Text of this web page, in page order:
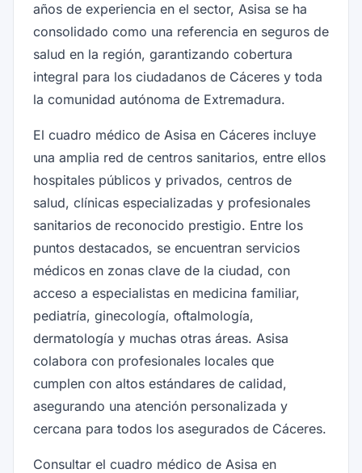
años de experiencia en el sector, Asisa se ha
consolidado como una referencia en seguros de
salud en la región, garantizando cobertura
integral para los ciudadanos de Cáceres y toda
la comunidad autónoma de Extremadura.
El cuadro médico de Asisa en Cáceres incluye
una amplia red de centros sanitarios, entre ellos
hospitales públicos y privados, centros de
salud, clínicas especializadas y profesionales
sanitarios de reconocido prestigio. Entre los
puntos destacados, se encuentran servicios
médicos en zonas clave de la ciudad, con
acceso a especialistas en medicina familiar,
pediatría, ginecología, oftalmología,
dermatología y muchas otras áreas. Asisa
colabora con profesionales locales que
cumplen con altos estándares de calidad,
asegurando una atención personalizada y
cercana para todos los asegurados de Cáceres.
Consultar el cuadro médico de Asisa en